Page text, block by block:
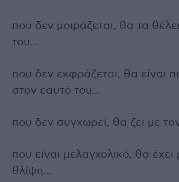
που δεν μοιράζεται, θα τα
του…
που δεν εκφράζεται, θα είναι
στον εαυτό του…
που δεν συγχωρεί, θα ζει με
που είναι μελαγχολικό, θα έχει
θλίψη…